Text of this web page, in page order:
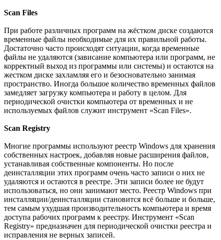
Scan Files
При работе различных программ на жёстком диске создаются
временные файлы необходимые для их правильной работы.
Достаточно часто происходят ситуации, когда временные
файлы не удаляются (зависание компьютера или программ, не
корректный выход из программы или системы) и остаются на
жестком диске захламляя его и безосновательно занимая
пространство. Иногда большое количество временных файлов
замедляет загрузку компьютера и работу в целом. Для
периодической очистки компьютера от временных и не
используемых файлов служит инструмент «Scan Files».
Scan Registry
Многие программы используют реестр Windows для хранения
собственных настроек, добавляя новые расширения файлов,
устанавливая собственные компоненты. Но после
деинсталляции этих программ очень часто записи о них не
удаляются и остаются в реестре. Эти записи более не будут
использоваться, но они занимают место. Реестр Windows при
инсталляции/деинсталляции становится всё больше и больше,
тем самым ухудшая производительность компьютера и время
доступа рабочих программ к реестру. Инструмент «Scan
Registry» предназначен для периодической очистки реестра и
исправления не верных записей.